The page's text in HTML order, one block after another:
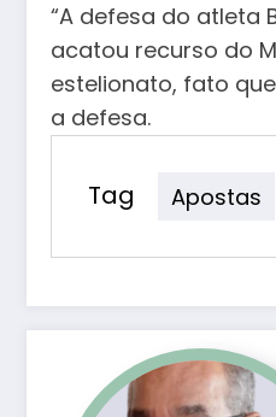
“A defesa do atleta
acatou recurso do
estelionato, fato
a defesa.
Tag Apostas